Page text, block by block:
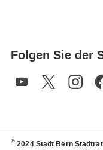
Folgen Sie der
© 2024 Stadt Bern Stadtrat